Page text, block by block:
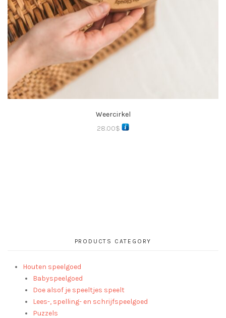
Weercirkel
28.00$
PRODUCTS CATEGORY
Houten speelgoed
Babyspeelgoed
Doe alsof je speeltjes speelt
Lees-, spelling- en schrijfspeelgoed
Puzzels